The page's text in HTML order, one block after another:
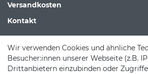
Versandkosten
Kontakt
Wir verwenden Cookies und ähnliche
Besucher:innen unserer Webseite (z.B.
Drittanbietern einzubinden oder